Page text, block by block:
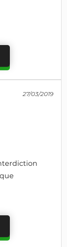
27/03/2019